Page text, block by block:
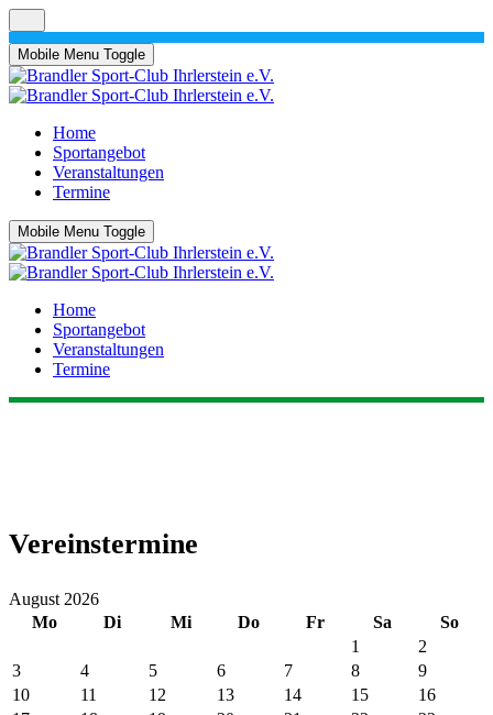
Mobile Menu Toggle
Home
Sportangebot
Veranstaltungen
Termine
Mobile Menu Toggle
Home
Sportangebot
Veranstaltungen
Termine
Vereinstermine
Jahr
Monat
Jahr
Monat
August 2026
Mo
Di Mi Do Fr Sa
So
1
2
3
4 5 6 7 8
9
10
11 12 13 14 15
16